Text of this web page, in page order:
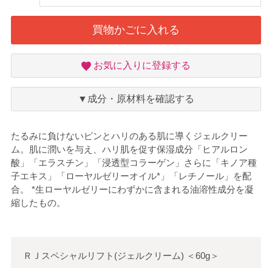
買物かごに入れる
お
入
り
お気に入りに登録する
▼成分・原材料を確認する
たるみに負けないピンとハリのある肌に導くジェルクリー
ム。肌に潤いを与え、ハリ肌を促す保湿成分「ヒアルロン
酸」「エラスチン」「浸透型コラーゲン」さらに「キノア種
子エキス」「ローヤルゼリーオイル*」「レチノール」を配
合。 *生ローヤルゼリーにわずかに含まれる油溶性成分を凝
縮したもの。
ＲＪスペシャルリフト(ジェルクリーム) ＜60g＞